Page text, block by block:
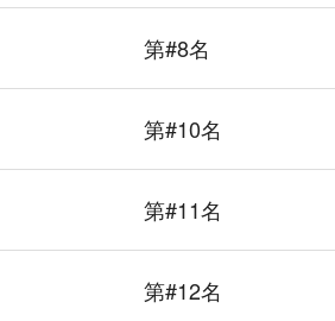
第#8名
第#10名
第#11名
第#12名